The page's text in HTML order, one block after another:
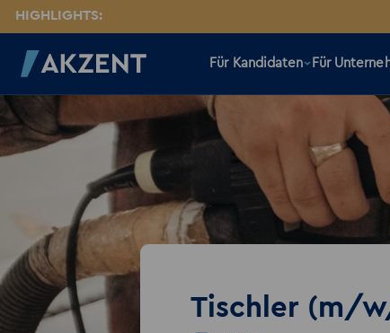
HIGHLIGHTS:
Für Kandidaten Für
Tischler (m/